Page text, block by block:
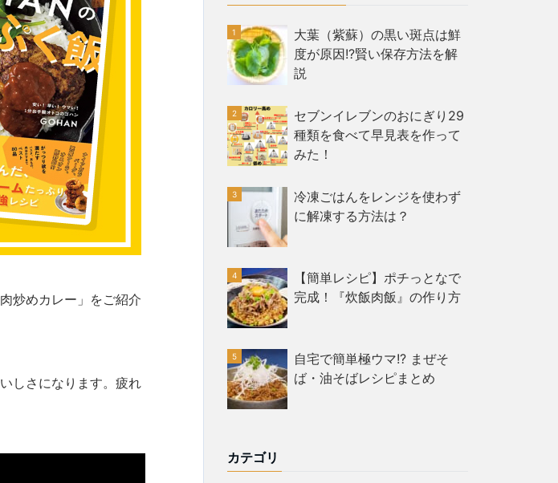
炒めカレー」をご紹介
しさになります。疲れ
大葉（紫蘇）の黒い斑点は鮮
度が原因!?賢い保存方法を解
説
セブンイレブンのおにぎり29
種類を食べて早見表を作って
みた！
冷凍ごはんをレンジを使わず
に解凍する方法は？
【簡単レシピ】ポチっとなで
完成！『炊飯肉飯』の作り方
自宅で簡単極ウマ!? まぜそ
ば・油そばレシピまとめ
カテゴリ